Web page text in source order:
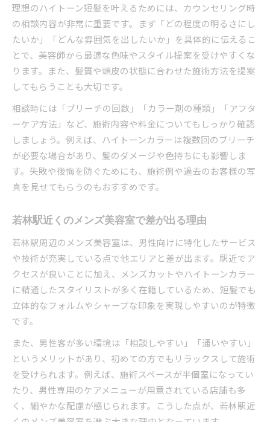
理想のハイトーン短髪を叶えるためには、カウンセリング時
の相談内容が非常に重要です。まず「どの程度の明るさにし
たいか」「どんな雰囲気を出したいか」を具体的に伝えるこ
とで、美容師から最適な色味やスタイル提案を受けやすくな
ります。また、髪質や頭皮の状態に合わせた施術方法を提案
してもらうことも大切です。
相談時には「ブリーチの回数」「カラー剤の種類」「アフタ
ーケア方法」など、施術内容や料金についてもしっかり確認
しましょう。例えば、ハイトーンカラーは複数回のブリーチ
が必要な場合があり、髪のダメージや色持ちにも影響しま
す。失敗や後悔を防ぐためにも、施術例や過去のお客様の写
真を見せてもらうのもおすすめです。
若林駅近くのメンズ美容室で差が出る理由
若林駅周辺のメンズ美容室は、男性向けに特化したサービス
や技術が充実している点で他エリアと差が出ます。駅近でア
クセスが良いことに加え、メンズカットやハイトーンカラー
に精通したスタイリストが多く在籍しているため、短髪でも
立体的なフォルムやシャープな印象を実現しやすいのが特徴
です。
また、男性客が多い環境は「相談しやすい」「通いやすい」
というメリットがあり、初めての方でもリラックスして施術
を受けられます。例えば、施術スペースが半個室になってい
たり、男性専用のケアメニューが用意されている店舗も多
く、細やかな配慮が感じられます。こうした点が、若林駅近